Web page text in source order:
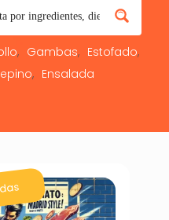
Gambas
Estofado
Ensalada